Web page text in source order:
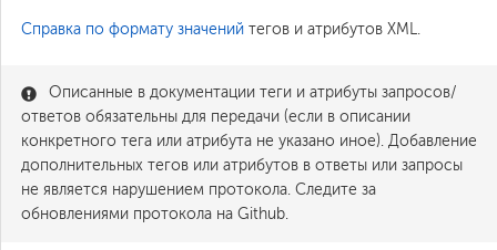
Справка по формату значений тегов и атрибутов XML.
Описанные в документации теги и атрибуты запросов/
ответов обязательны для передачи (если в описании
конкретного тега или атрибута не указано иное). Добавление
дополнительных тегов или атрибутов в ответы или запросы
не является нарушением протокола. Следите за
обновлениями протокола на Github.